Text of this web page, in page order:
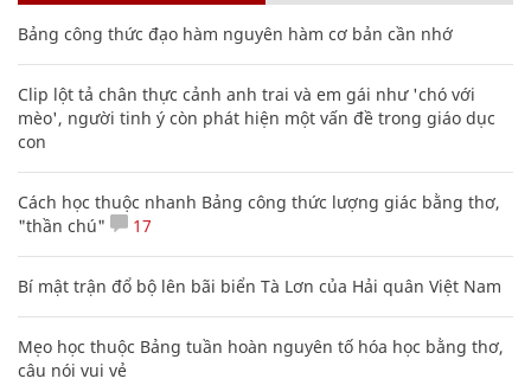
Bảng công thức đạo hàm nguyên hàm cơ bản cần nhớ
Clip lột tả chân thực cảnh anh trai và em gái như 'chó với
mèo', người tinh ý còn phát hiện một vấn đề trong giáo dục
con
Cách học thuộc nhanh Bảng công thức lượng giác bằng thơ,
"thần chú"
17
Bí mật trận đổ bộ lên bãi biển Tà Lơn của Hải quân Việt Nam
Mẹo học thuộc Bảng tuần hoàn nguyên tố hóa học bằng thơ,
câu nói vui vẻ